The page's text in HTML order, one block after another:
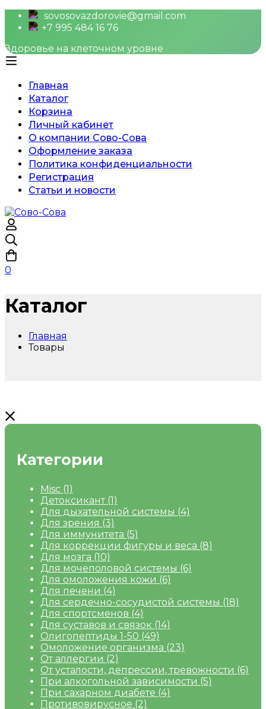
sovosovazdorovie@gmail.com
+7 995 484 16 76
Здоровье на клеточном уровне
Главная
Каталог
Корзина
Личный кабинет
О компании Сово-Сова
Оформление заказа
Политика конфиденциальности
Регистрация
Статьи и новости
0
Каталог
Главная
Товары
Категории
Misc (1)
Детоксикант (1)
Для дыхательной системы (4)
Для зрения (3)
Для иммунитета (5)
Для коррекции фигуры и веса (8)
Для мозга (10)
Для мочеполовой системы (6)
Для омоложения кожи (6)
Для печени (4)
Для сердечно-сосудистой системы (18)
Для спортсменов (4)
Для суставов и связок (14)
Олигопептиды 1-50 (49)
Омоложение организма (23)
От аллергии (2)
От усталости, депрессии, тревожности (6)
При алкогольной зависимости (5)
При сахарном диабете (4)
Противовирусное (2)